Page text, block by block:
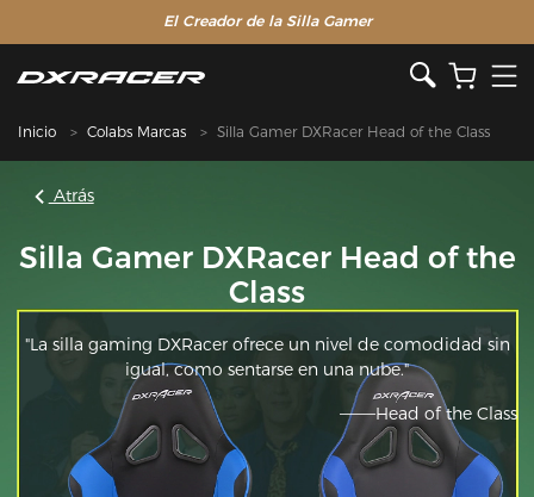
El Creador de la Silla Gamer
Inicio Colabs Marcas Silla Gamer DXRacer Head of the Class
Atrás
Silla Gamer DXRacer Head of the
Class
"La silla gaming DXRacer ofrece un nivel de comodidad sin
igual, como sentarse en una nube."
———Head of the Class